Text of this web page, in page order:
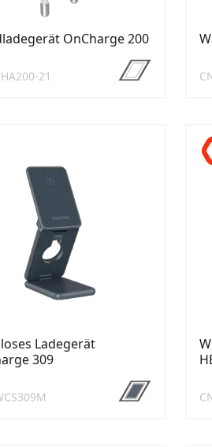
OnCharge 200
21
Ladegerät
309